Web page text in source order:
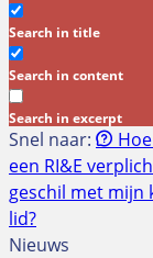
Search in title
Search in content
Search in excerpt
Snel naar:
een RI&E
geschil met mijn
lid?
Nieuws